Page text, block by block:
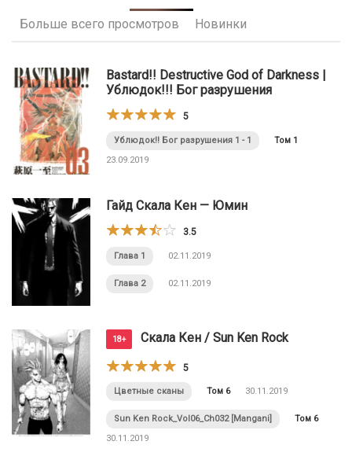
Больше всего просмотров Новинки
Bastard!! Destructive God of Darkness |
Ублюдок!!! Бог разрушения
5
Ублюдок!! Бог разрушения 1 - 1
Том 1
23.09.2019
Гайд Скала Кен — Юмин
3.5
Глава 1 02.11.2019
Глава 2 02.11.2019
18+ Скала Кен / Sun Ken Rock
5
Цветные сканы Том 6 30.11.2019
Sun Ken Rock_Vol06_Ch032 [Mangani]
Том 6
30.11.2019